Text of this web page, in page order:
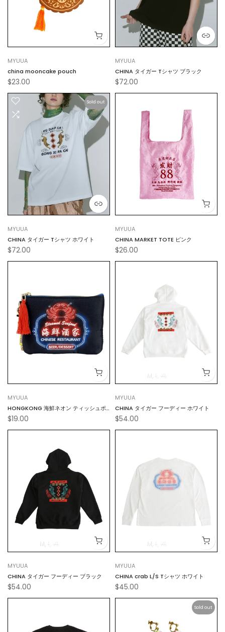
MYUUA
china mooncake pouch
$23.00
MYUUA
CHINA タイガー Tシャツ ブラック
$72.00
Sold out
MYUUA
CHINA タイガー Tシャツ ホワイト
$72.00
MYUUA
CHINA MARKET TOTE ピンク
$26.00
MYUUA
HONGKONG 海鮮ネオン ティッシュポ
ーチ
$19.00
M L XL
MYUUA
CHINA タイガー フーディー ホワイト
$54.00
M L XL
MYUUA
CHINA タイガー フーディー ブラック
$54.00
M L XL
MYUUA
CHINA crab L/S Tシャツ ホワイト
$45.00
Sold out